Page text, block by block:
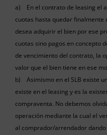
a) En el contrato de leasing el
cuotas hasta quedar finalmente
desea adquirir el bien por ese
cuotas sino pagos en concepto
de vencimiento del contrato, la
valor que el bien tiene en ese
b) Asimismo en el SLB existe
existe en el leasing y es la
compraventa. No debemos
operación mediante la cual el
al comprador/arrendador